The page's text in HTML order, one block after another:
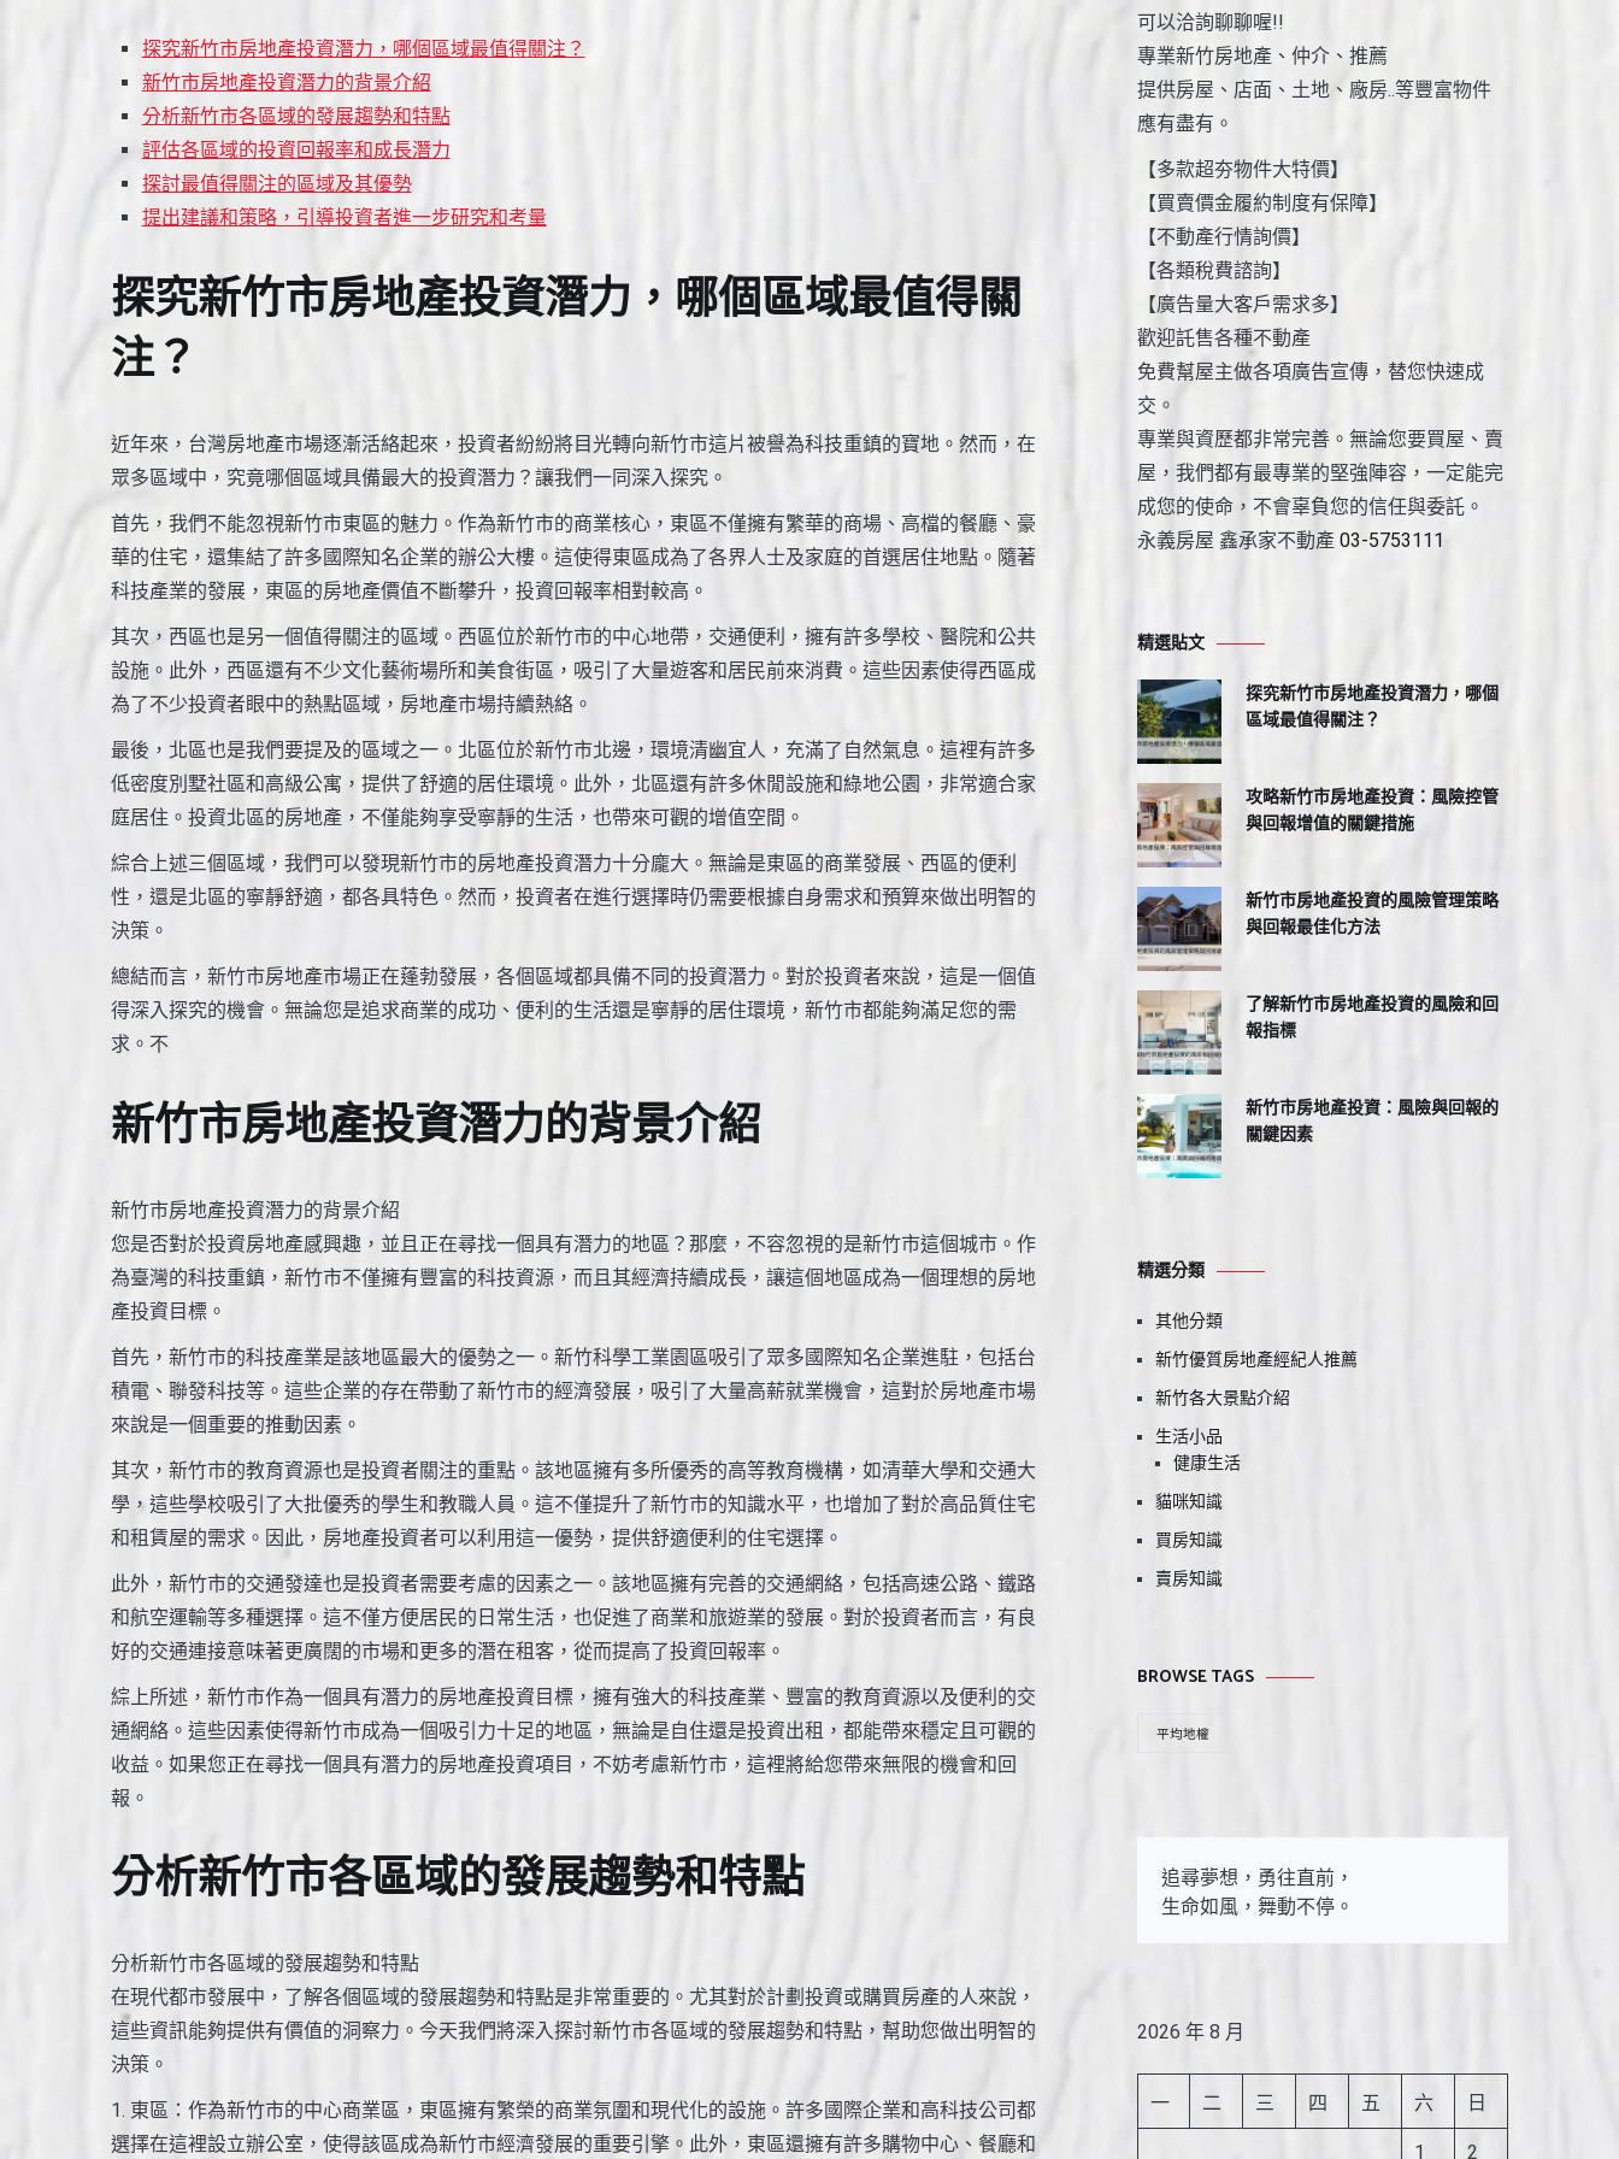
探究新竹市房地產投資潛力，哪個區域最值得關注？
新竹市房地產投資潛力的背景介紹
分析新竹市各區域的發展趨勢和特點
評估各區域的投資回報率和成長潛力
探討最值得關注的區域及其優勢
提出建議和策略，引導投資者進一步研究和考量
探究新竹市房地產投資潛力，哪個區域最值得關
注？
近年來，台灣房地產市場逐漸活絡起來，投資者紛紛將目光轉向新竹市這片被譽為科技重鎮的寶地。然而，在
眾多區域中，究竟哪個區域具備最大的投資潛力？讓我們一同深入探究。
首先，我們不能忽視新竹市東區的魅力。作為新竹市的商業核心，東區不僅擁有繁華的商場、高檔的餐廳、豪
華的住宅，還集結了許多國際知名企業的辦公大樓。這使得東區成為了各界人士及家庭的首選居住地點。隨著
科技產業的發展，東區的房地產價值不斷攀升，投資回報率相對較高。
其次，西區也是另一個值得關注的區域。西區位於新竹市的中心地帶，交通便利，擁有許多學校、醫院和公共
設施。此外，西區還有不少文化藝術場所和美食街區，吸引了大量遊客和居民前來消費。這些因素使得西區成
為了不少投資者眼中的熱點區域，房地產市場持續熱絡。
最後，北區也是我們要提及的區域之一。北區位於新竹市北邊，環境清幽宜人，充滿了自然氣息。這裡有許多
低密度別墅社區和高級公寓，提供了舒適的居住環境。此外，北區還有許多休閒設施和綠地公園，非常適合家
庭居住。投資北區的房地產，不僅能夠享受寧靜的生活，也帶來可觀的增值空間。
綜合上述三個區域，我們可以發現新竹市的房地產投資潛力十分龐大。無論是東區的商業發展、西區的便利
性，還是北區的寧靜舒適，都各具特色。然而，投資者在進行選擇時仍需要根據自身需求和預算來做出明智的
決策。
總結而言，新竹市房地產市場正在蓬勃發展，各個區域都具備不同的投資潛力。對於投資者來說，這是一個值
得深入探究的機會。無論您是追求商業的成功、便利的生活還是寧靜的居住環境，新竹市都能夠滿足您的需
求。不
新竹市房地產投資潛力的背景介紹
新竹市房地產投資潛力的背景介紹
您是否對於投資房地產感興趣，並且正在尋找一個具有潛力的地區？那麼，不容忽視的是新竹市這個城市。作
為臺灣的科技重鎮，新竹市不僅擁有豐富的科技資源，而且其經濟持續成長，讓這個地區成為一個理想的房地
產投資目標。
首先，新竹市的科技產業是該地區最大的優勢之一。新竹科學工業園區吸引了眾多國際知名企業進駐，包括台
積電、聯發科技等。這些企業的存在帶動了新竹市的經濟發展，吸引了大量高薪就業機會，這對於房地產市場
來說是一個重要的推動因素。
其次，新竹市的教育資源也是投資者關注的重點。該地區擁有多所優秀的高等教育機構，如清華大學和交通大
學，這些學校吸引了大批優秀的學生和教職人員。這不僅提升了新竹市的知識水平，也增加了對於高品質住宅
和租賃屋的需求。因此，房地產投資者可以利用這一優勢，提供舒適便利的住宅選擇。
此外，新竹市的交通發達也是投資者需要考慮的因素之一。該地區擁有完善的交通網絡，包括高速公路、鐵路
和航空運輸等多種選擇。這不僅方便居民的日常生活，也促進了商業和旅遊業的發展。對於投資者而言，有良
好的交通連接意味著更廣闊的市場和更多的潛在租客，從而提高了投資回報率。
綜上所述，新竹市作為一個具有潛力的房地產投資目標，擁有強大的科技產業、豐富的教育資源以及便利的交
通網絡。這些因素使得新竹市成為一個吸引力十足的地區，無論是自住還是投資出租，都能帶來穩定且可觀的
收益。如果您正在尋找一個具有潛力的房地產投資項目，不妨考慮新竹市，這裡將給您帶來無限的機會和回
報。
分析新竹市各區域的發展趨勢和特點
分析新竹市各區域的發展趨勢和特點
在現代都市發展中，了解各個區域的發展趨勢和特點是非常重要的。尤其對於計劃投資或購買房產的人來說，
這些資訊能夠提供有價值的洞察力。今天我們將深入探討新竹市各區域的發展趨勢和特點，幫助您做出明智的
決策。
1. 東區：作為新竹市的中心商業區，東區擁有繁榮的商業氛圍和現代化的設施。許多國際企業和高科技公司都
選擇在這裡設立辦公室，使得該區成為新竹市經濟發展的重要引擎。此外，東區還擁有許多購物中心、餐廳和
可以洽詢聊聊喔!!
專業新竹房地產、仲介、推薦
提供房屋、店面、土地、廠房..等豐富物件
應有盡有。
【多款超夯物件大特價】
【買賣價金履約制度有保障】
【不動產行情詢價】
【各類稅費諮詢】
【廣告量大客戶需求多】
歡迎託售各種不動產
免費幫屋主做各項廣告宣傳，替您快速成
交。
專業與資歷都非常完善。無論您要買屋、賣
屋，我們都有最專業的堅強陣容，一定能完
成您的使命，不會辜負您的信任與委託。
永義房屋 鑫承家不動產 03-5753111
精選貼文
探究新竹市房地產投資潛力，哪個
區域最值得關注？
攻略新竹市房地產投資：風險控管
與回報增值的關鍵措施
新竹市房地產投資的風險管理策略
與回報最佳化方法
了解新竹市房地產投資的風險和回
報指標
新竹市房地產投資：風險與回報的
關鍵因素
精選分類
其他分類
新竹優質房地產經紀人推薦
新竹各大景點介紹
生活小品
健康生活
貓咪知識
買房知識
賣房知識
BROWSE TAGS
平均地權
追尋夢想，勇往直前，
生命如風，舞動不停。
2026 年 8 月
一 二 三 四 五 六 日
1 2